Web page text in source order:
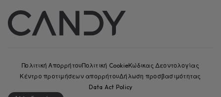
Πολιτική ΑπορρήτουΠολιτική CookieΚώδικας Δεοντολογίας
Κέντρο προτιμήσεων απορρήτουΔήλωση προσβασιμότητας
Data Act Policy